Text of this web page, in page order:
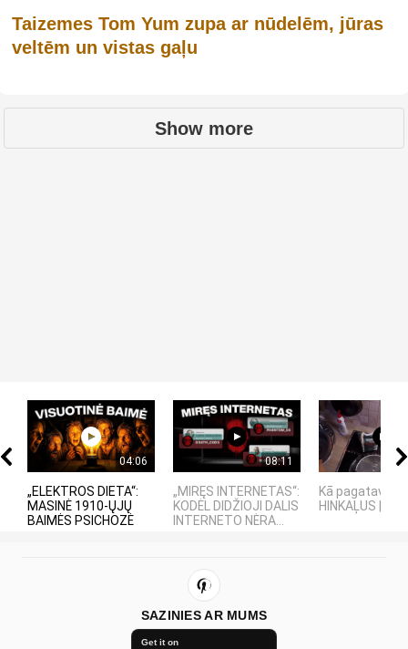
Taizemes Tom Yum zupa ar nūdelēm, jūras
veltēm un vistas gaļu
Show more
04:06
„ELEKTROS DIETA“:
MASINĖ 1910-ŲJŲ
BAIMĖS PSICHOZĖ
08:11
„MIRĘS INTERNETAS“:
KODĖL DIDŽIOJI DALIS
INTERNETO NĖRA...
Kā pagatavot
HINKAĻUS |
SAZINIES AR MUMS
Get it on